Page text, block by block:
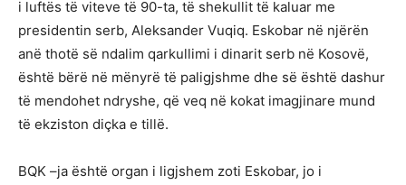
i luftës të viteve të 90-ta, të shekullit të kaluar me
presidentin serb, Aleksander Vuqiq. Eskobar në njërën
anë thotë së ndalim qarkullimi i dinarit serb në Kosovë,
është bërë në mënyrë të paligjshme dhe së është dashur
të mendohet ndryshe, që veq në kokat imagjinare mund
të ekziston diçka e tillë.
BQK –ja është organ i ligjshem zoti Eskobar, jo i